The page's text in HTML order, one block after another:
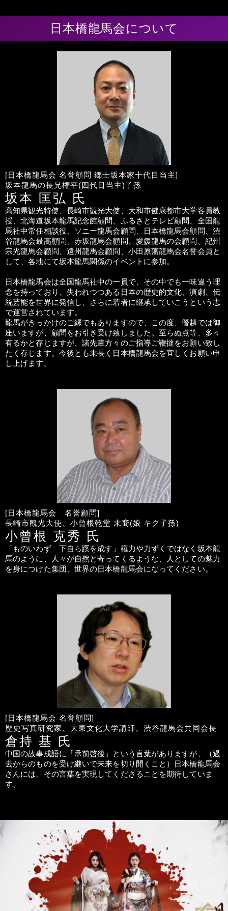
日本橋龍馬会について
日本橋龍馬会 名誉顧問 郷士坂本家十代目当主
坂本龍馬の長兄権平(四代目当主)子孫
坂本 匡弘
高知県観光特使、長崎市観光大使、大和市健康都市大学客員教
授、北海道坂本龍馬記念館顧問、ふるさとテレビ顧問、全国龍
馬社中常任相談役、ソニー龍馬会顧問、日本橋龍馬会顧問、渋
谷龍馬会最高顧問、赤坂龍馬会顧問、愛媛龍馬の会顧問、紀州
宗光龍馬会顧問、遠州龍馬会顧問、小田原藩龍馬会名誉会員と
して、各地にて坂本龍馬関係のイベントに参加。
日本橋龍馬会は全国龍馬社中の一員で、その中でも一味違う理
念を持っており、失われつつある日本の歴史的文化、演劇、伝
統芸能を世界に発信し、さらに若者に継承していこうという志
で運営されています。
龍馬がきっかけのご縁でもありますので、この度、僭越では御
座いますが、顧問をお引き受け致しました。至らぬ点等、多々
有るかと存じますが、諸先輩方々のご指導ご鞭撻をお願い致し
たく存じます。今後とも末長く日本橋龍馬会を宜しくお願い申
し上げます。
日本橋龍馬会 名誉顧問
長崎市観光大使、小曾根乾堂 末裔(娘 キク子孫)
小曾根 克秀
「ものいわず 下自ら蹊を成す」権力や力ずくではなく坂本龍
馬のように、人々が自然と寄ってくるような、人としての魅力
を身につけた集団、世界の日本橋龍馬会になってください。
日本橋龍馬会 名誉顧問
歴史写真研究家、大東文化大学講師、渋谷龍馬会共同会長
倉持 基
中国の故事成語に「承前啓後」という言葉がありますが、（過
去からのものを受け継いで未来を切り開くこと）日本橋龍馬会
さんには、その言葉を実現してくださることを期待していま
す。